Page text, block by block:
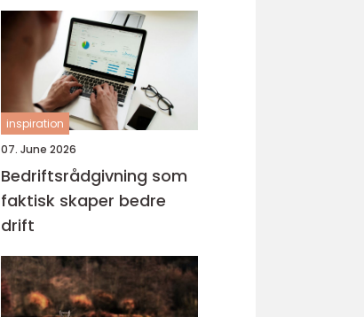
inspiration
07. June 2026
Bedriftsrådgivning som
faktisk skaper bedre
drift